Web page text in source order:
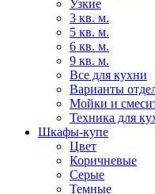
Узкие
3 кв. м.
5 кв. м.
6 кв. м.
9 кв. м.
Все для кухни
Варианты
Мойки и
Техника для
Шкафы-купе
Цвет
Коричневые
Серые
Темные